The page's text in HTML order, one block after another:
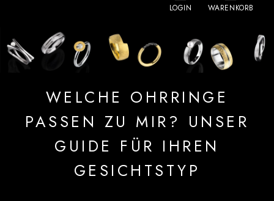
LOGIN WARENKORB
WELCHE OHRRINGE
PASSEN ZU MIR? UNSER
GUIDE FÜR IHREN
GESICHTSTYP